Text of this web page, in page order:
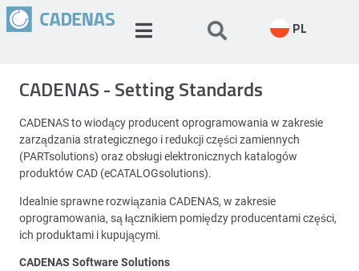
PL
CADENAS - Setting Standards
CADENAS to wiodący producent oprogramowania w zakresie
zarządzania strategicznego i redukcji części zamiennych
(PARTsolutions) oraz obsługi elektronicznych katalogów
produktów CAD (eCATALOGsolutions).
Idealnie sprawne rozwiązania CADENAS, w zakresie
oprogramowania, są łącznikiem pomiędzy producentami części,
ich produktami i kupującymi.
CADENAS Software Solutions